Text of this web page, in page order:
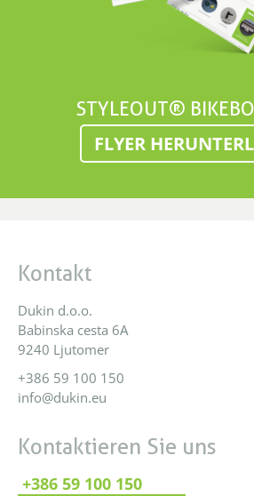
STYLEOUT®
FLYER
Kontakt
Dukin d.o.o.
Babinska cesta 6A
9240 Ljutomer
+386 59 100 150
info@dukin.eu
Kontaktieren Sie uns
+386 59 100 150